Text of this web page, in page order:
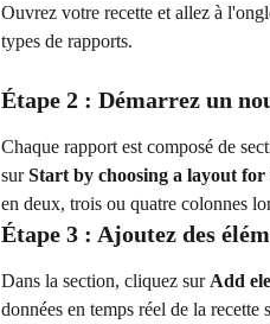
Ouvrez votre recette et allez à
types de rapports.
Étape 2 : Démarrez un
Chaque rapport est composé de
sur Start by choosing a layout for
en deux, trois ou quatre colonnes
Étape 3 : Ajoutez des
Dans la section, cliquez sur Add
données en temps réel de la